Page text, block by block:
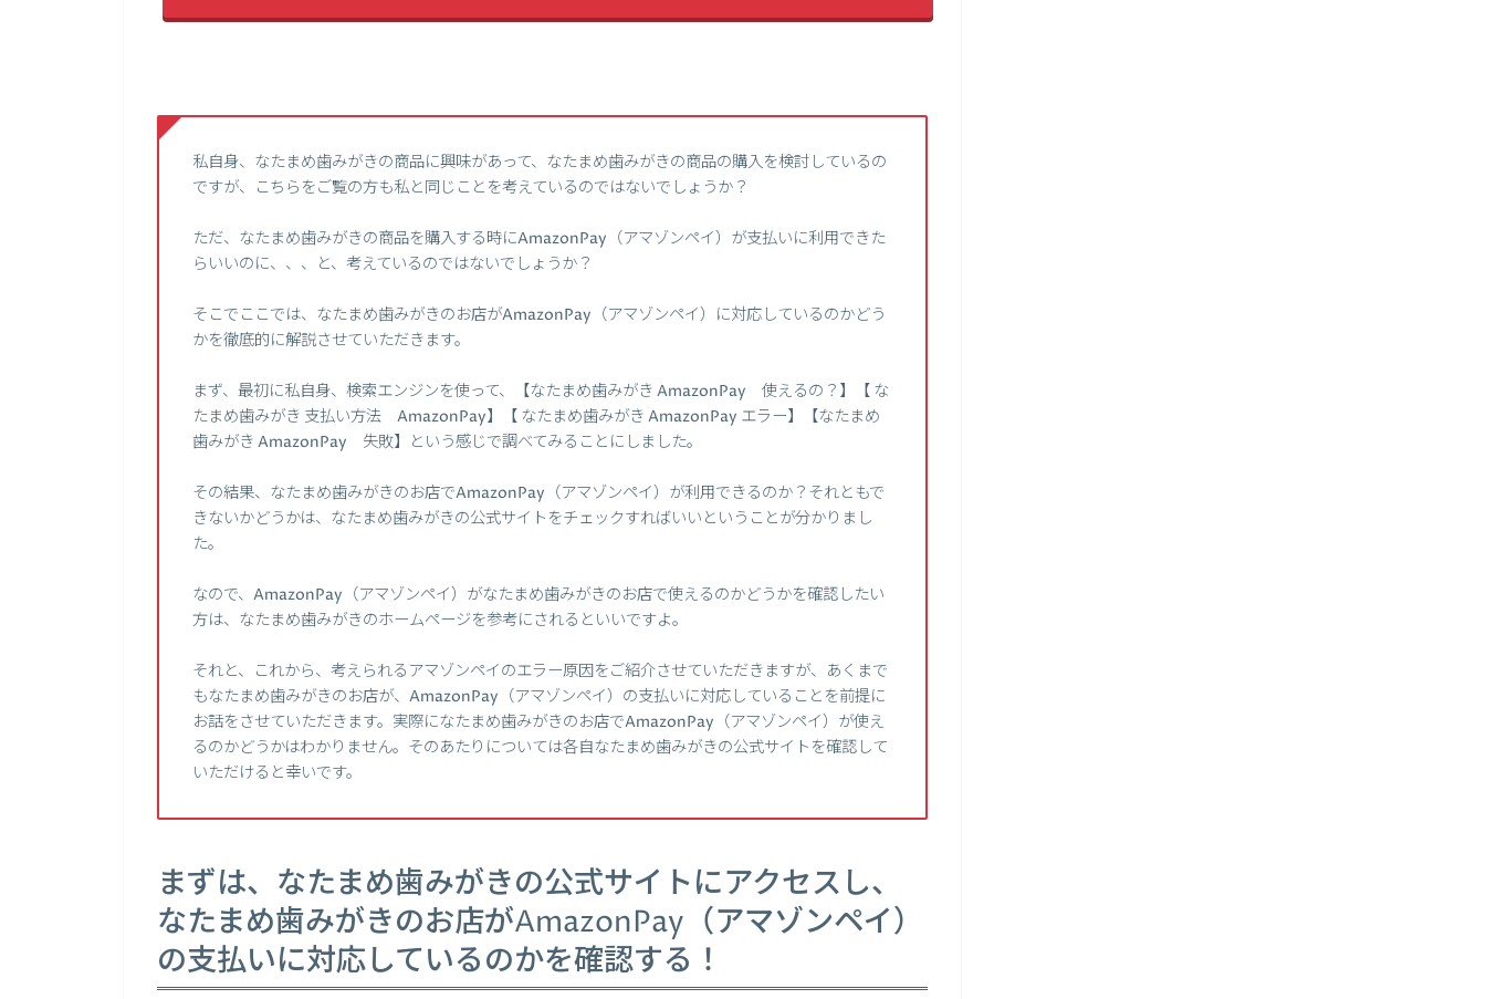
私自身、なたまめ歯みがきの商品に興味があって、なたまめ歯みがきの商品の購入を検討しているの
ですが、こちらをご覧の方も私と同じことを考えているのではないでしょうか？
ただ、なたまめ歯みがきの商品を購入する時にAmazonPay（アマゾンペイ）が支払いに利用できた
らいいのに、、、と、考えているのではないでしょうか？
そこでここでは、なたまめ歯みがきのお店がAmazonPay（アマゾンペイ）に対応しているのかどう
かを徹底的に解説させていただきます。
まず、最初に私自身、検索エンジンを使って、【なたまめ歯みがき AmazonPay 使えるの？】【 な
たまめ歯みがき 支払い方法 AmazonPay】【 なたまめ歯みがき AmazonPay エラー】【なたまめ
歯みがき AmazonPay 失敗】という感じで調べてみることにしました。
その結果、なたまめ歯みがきのお店でAmazonPay（アマゾンペイ）が利用できるのか？それともで
きないかどうかは、なたまめ歯みがきの公式サイトをチェックすればいいということが分かりまし
た。
なので、AmazonPay（アマゾンペイ）がなたまめ歯みがきのお店で使えるのかどうかを確認したい
方は、なたまめ歯みがきのホームページを参考にされるといいですよ。
それと、これから、考えられるアマゾンペイのエラー原因をご紹介させていただきますが、あくまで
もなたまめ歯みがきのお店が、AmazonPay（アマゾンペイ）の支払いに対応していることを前提に
お話をさせていただきます。実際になたまめ歯みがきのお店でAmazonPay（アマゾンペイ）が使え
るのかどうかはわかりません。そのあたりについては各自なたまめ歯みがきの公式サイトを確認して
いただけると幸いです。
まずは、なたまめ歯みがきの公式サイトにアクセスし、
なたまめ歯みがきのお店がAmazonPay（アマゾンペイ）
の支払いに対応しているのかを確認する！